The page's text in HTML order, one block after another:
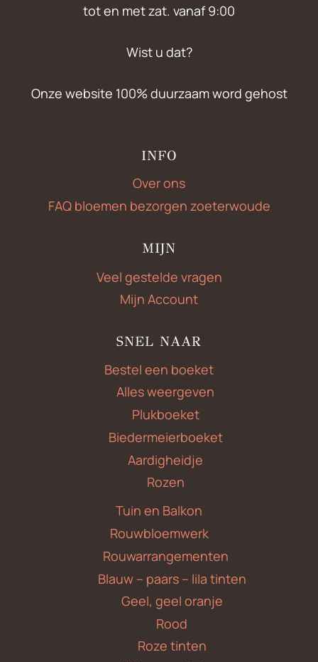
tot en met zat. vanaf 9:00
Wist u dat?
Onze website 100% duurzaam word gehost
INFO
Over ons
FAQ bloemen bezorgen zoeterwoude
MIJN
Veel gestelde vragen
Mijn Account
SNEL NAAR
Bestel een boeket
Alles weergeven
Plukboeket
Biedermeierboeket
Aardigheidje
Rozen
Tuin en Balkon
Rouwbloemwerk
Rouwarrangementen
Blauw – paars – lila tinten
Geel, geel oranje
Rood
Roze tinten